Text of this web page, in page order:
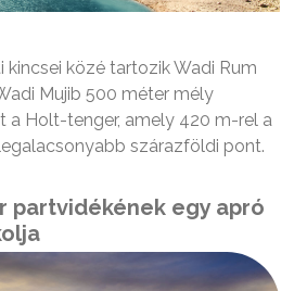
kincsei közé tartozik Wadi Rum
Mujib 500 méter mély
a Holt-tenger, amely 420 m-rel a
szárazföldi pont.
partvidékének egy apró